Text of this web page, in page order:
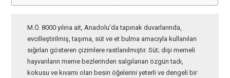
M.Ö. 8000 yılına ait, Anadolu’da tapınak duvarlarında,
evcilleştirilmiş, taşıma, süt ve et bulma amacıyla kullanılan
sığırları gösteren çizimlere rastlanılmıştır. Süt; dişi memeli
hayvanların meme bezlerinden salgılanan özgün tadı,
kokusu ve kıvamı olan besin öğelerini yeterli ve dengeli bir